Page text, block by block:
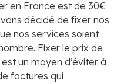
en France est de 30€
décidé de fixer nos
nos services soient
Fixer le prix de
un moyen d’éviter à
factures qui